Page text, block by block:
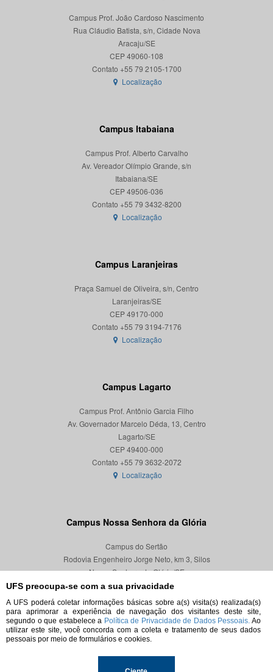
UFS preocupa-se com a sua privacidade
A UFS poderá coletar informações básicas sobre a(s) visita(s) realizada(s)
para aprimorar a experiência de navegação dos visitantes deste site,
segundo o que estabelece a Política de Privacidade de Dados Pessoais. Ao
utilizar este site, você concorda com a coleta e tratamento de seus dados
pessoais por meio de formulários e cookies.
Campus Prof. João Cardoso Nascimento
Rua Cláudio Batista, s/n, Cidade Nova
Aracaju/SE
CEP 49060-108
Localização
Campus Itabaiana
Campus Prof. Alberto Carvalho
Av. Vereador Olímpio Grande, s/n
Itabaiana/SE
CEP 49506-036
Localização
Campus Laranjeiras
Praça Samuel de Oliveira, s/n, Centro
Laranjeiras/SE
CEP 49170-000
Localização
Campus Lagarto
Campus Prof. Antônio Garcia Filho
Av. Governador Marcelo Déda, 13, Centro
Lagarto/SE
CEP 49400-000
Localização
Campus Nossa Senhora da Glória
Campus do Sertão
Rodovia Engenheiro Jorge Neto, km 3, Silos
Nossa Senhora da Glória/SE
CEP 49680-000
Localização